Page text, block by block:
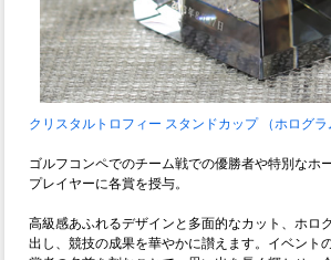
クリスタルトロフィー スタンドカップ （ホログラ
ゴルフコンペでのチーム戦での優勝者や特別なホ
プレイヤーに各賞を授与。
高級感あふれるデザインと多面的なカット、ホロ
出し、競技の成果を華やかに讃えます。イベント